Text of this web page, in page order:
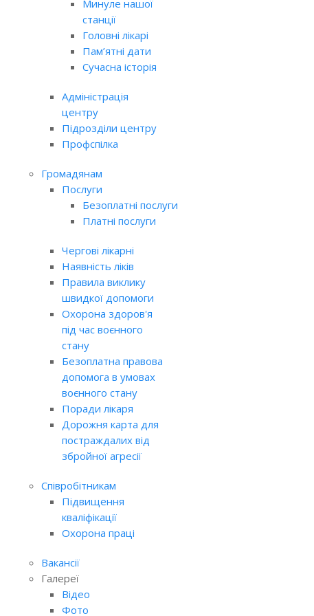
Минуле нашої
станції
Головні лікарі
Пам’ятні дати
Сучасна історія
Адміністрація
центру
Підрозділи центру
Профспілка
Громадянам
Послуги
Безоплатні послуги
Платні послуги
Чергові лікарні
Наявність ліків
Правила виклику
швидкої допомоги
Охорона здоров'я
під час воєнного
стану
Безоплатна правова
допомога в умовах
воєнного стану
Поради лікаря
Дорожня карта для
постраждалих від
збройної агресії
Співробітникам
Підвищення
кваліфікації
Охорона праці
Вакансії
Галереї
Відео
Фото